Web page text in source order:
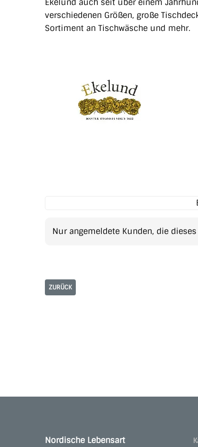
Ekelund auch seit über einem
verschiedenen Größen, große
Sortiment an Tischwäsche und mehr.
Nur angemeldete Kunden, die
ZURÜCK
Nordische Lebensart